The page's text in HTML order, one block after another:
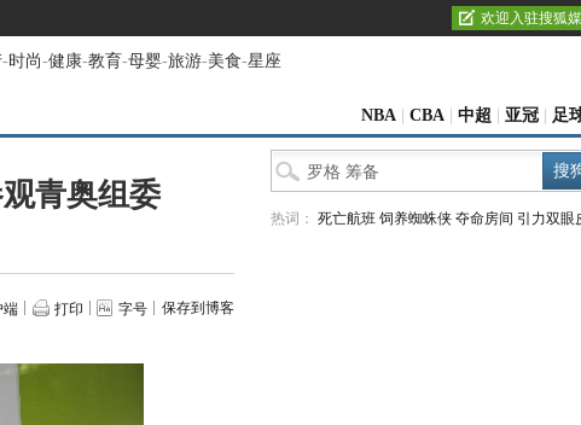
欢迎入驻搜狐
-时尚-健康-教育-母婴-旅游-美食-星座
NBA CBA 中超 亚冠 足
青奥组委
端 打印 字号 保存到博客
热词： 死亡航班 饲养蜘蛛侠 夺命房间 引力双眼